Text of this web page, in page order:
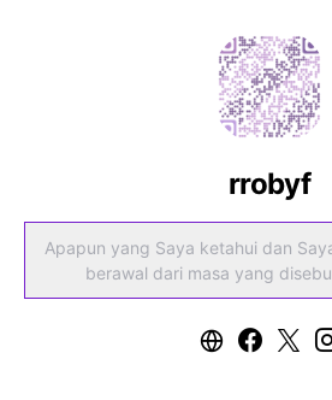
rrobyf
Apapun yang Saya ketahui dan
berawal dari masa yang